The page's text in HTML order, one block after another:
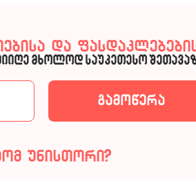
და
მხოლოდ საუკეთესო
უნისთორი?